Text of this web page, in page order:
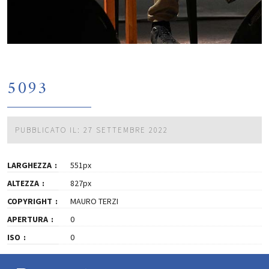
5093
PUBBLICATO IL: 27 SETTEMBRE 2022
LARGHEZZA
551px
ALTEZZA
827px
COPYRIGHT
MAURO TERZI
APERTURA
0
ISO
0